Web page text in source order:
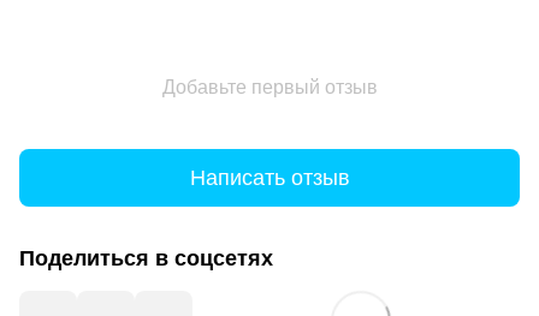
Добавьте первый отзыв
Написать отзыв
Поделиться в соцсетях